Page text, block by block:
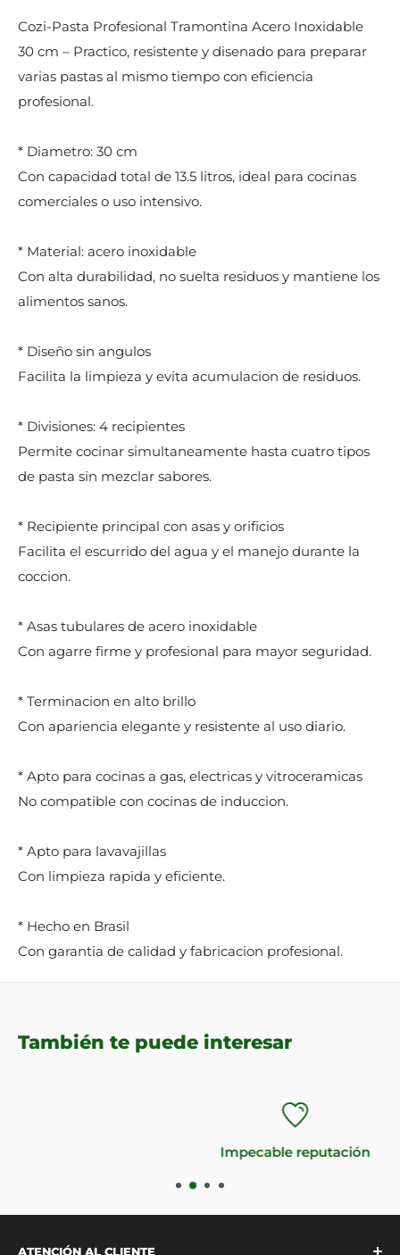
Cozi-Pasta Profesional Tramontina Acero Inoxidable
30 cm – Practico, resistente y disenado para preparar
varias pastas al mismo tiempo con eficiencia
profesional.
* Diametro: 30 cm
Con capacidad total de 13.5 litros, ideal para cocinas
comerciales o uso intensivo.
* Material: acero inoxidable
Con alta durabilidad, no suelta residuos y mantiene los
alimentos sanos.
* Diseño sin angulos
Facilita la limpieza y evita acumulacion de residuos.
* Divisiones: 4 recipientes
Permite cocinar simultaneamente hasta cuatro tipos
de pasta sin mezclar sabores.
* Recipiente principal con asas y orificios
Facilita el escurrido del agua y el manejo durante la
coccion.
* Asas tubulares de acero inoxidable
Con agarre firme y profesional para mayor seguridad.
* Terminacion en alto brillo
Con apariencia elegante y resistente al uso diario.
* Apto para cocinas a gas, electricas y vitroceramicas
No compatible con cocinas de induccion.
* Apto para lavavajillas
Con limpieza rapida y eficiente.
* Hecho en Brasil
Con garantia de calidad y fabricacion profesional.
También te puede interesar
Impecable reputación
ATENCIÓN AL CLIENTE